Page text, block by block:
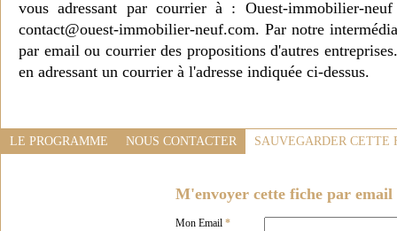
vous adressant par courrier à : Ouest-immobilier-
contact@ouest-immobilier-neuf.com. Par notre
par email ou courrier des propositions d'autres
en adressant un courrier à l'adresse indiquée ci-dessus.
LE PROGRAMME NOUS CONTACTER SAUVEGARDER CETTE
M'envoyer cette fiche par email
Mon Email *